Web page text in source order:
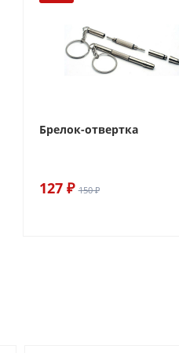
Брелок-отвертка
127 ₽ 150 ₽